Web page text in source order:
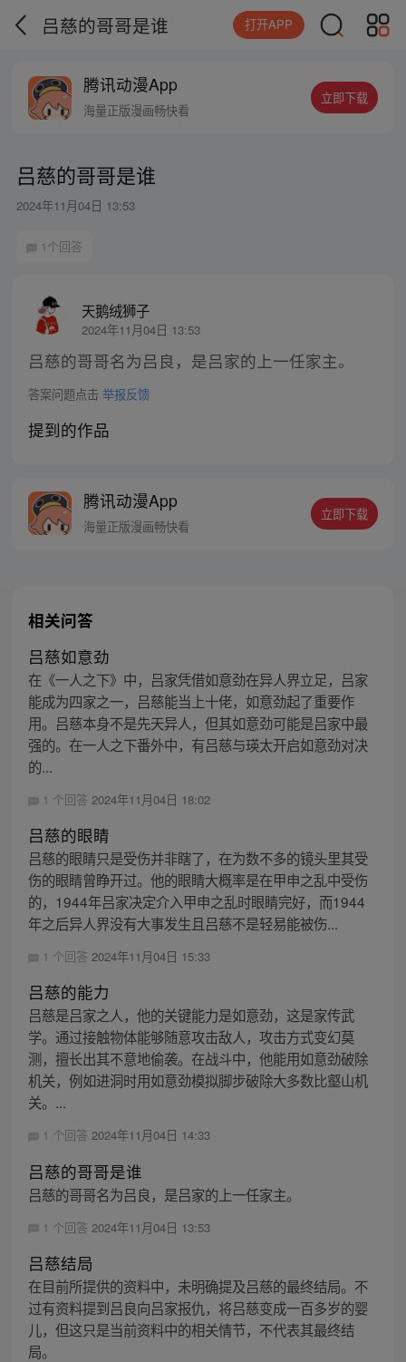
吕慈的哥哥是谁 打开APP
腾讯动漫App
海量正版漫画畅快看
立即下载
吕慈的哥哥是谁
2024年11月04日 13:53
1个回答
天鹅绒狮子
2024年11月04日 13:53
吕慈的哥哥名为吕良，是吕家的上一任家主。
答案问题点击 举报反馈
提到的作品
腾讯动漫App
海量正版漫画畅快看
立即下载
相关问答
吕慈如意劲
在《一人之下》中，吕家凭借如意劲在异人界立足，吕家
能成为四家之一，吕慈能当上十佬，如意劲起了重要作
用。吕慈本身不是先天异人，但其如意劲可能是吕家中最
强的。在一人之下番外中，有吕慈与瑛太开启如意劲对决
的...
1 个回答 2024年11月04日 18:02
吕慈的眼睛
吕慈的眼睛只是受伤并非瞎了，在为数不多的镜头里其受
伤的眼睛曾睁开过。他的眼睛大概率是在甲申之乱中受伤
的，1944年吕家决定介入甲申之乱时眼睛完好，而1944
年之后异人界没有大事发生且吕慈不是轻易能被伤...
1 个回答 2024年11月04日 15:33
吕慈的能力
吕慈是吕家之人，他的关键能力是如意劲，这是家传武
学。通过接触物体能够随意攻击敌人，攻击方式变幻莫
测，擅长出其不意地偷袭。在战斗中，他能用如意劲破除
机关，例如进洞时用如意劲模拟脚步破除大多数比壑山机
关。...
1 个回答 2024年11月04日 14:33
吕慈的哥哥是谁
吕慈的哥哥名为吕良，是吕家的上一任家主。
1 个回答 2024年11月04日 13:53
吕慈结局
在目前所提供的资料中，未明确提及吕慈的最终结局。不
过有资料提到吕良向吕家报仇，将吕慈变成一百多岁的婴
儿，但这只是当前资料中的相关情节，不代表其最终结
局。